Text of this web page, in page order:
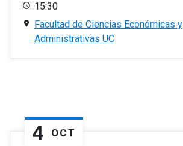
15:30
Facultad de Ciencias Económicas y
Administrativas UC
4 OCT